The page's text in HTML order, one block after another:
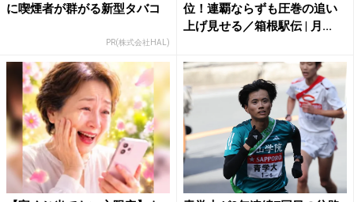
に喫煙者が群がる新型タバコ
PR(株式会社HAL)
位！連覇ならずも圧巻の追い
上げ見せる／箱根駅伝 | 月...